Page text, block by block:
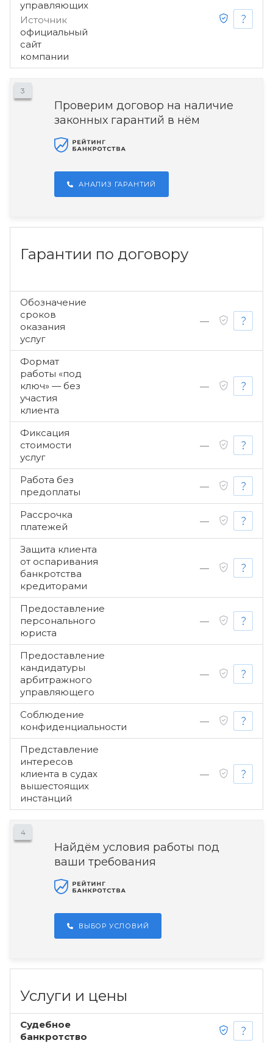
управляющих
Источник
официальный
сайт
компании
3
Проверим договор на наличие
законных гарантий в нём
АНАЛИЗ ГАРАНТИЙ
Гарантии по договору
Обозначение
сроков
оказания
услуг
—
Формат
работы «под
ключ» — без
участия
клиента
—
Фиксация
стоимости
услуг
—
Работа без
предоплаты
—
Рассрочка
платежей
—
Защита клиента
от оспаривания
банкротства
кредиторами
—
Предоставление
персонального
юриста
—
Предоставление
кандидатуры
арбитражного
управляющего
—
Соблюдение
конфиденциальности
—
Представление
интересов
клиента в судах
вышестоящих
инстанций
—
4
Найдём условия работы под
ваши требования
ВЫБОР УСЛОВИЙ
Услуги и цены
Судебное
банкротство